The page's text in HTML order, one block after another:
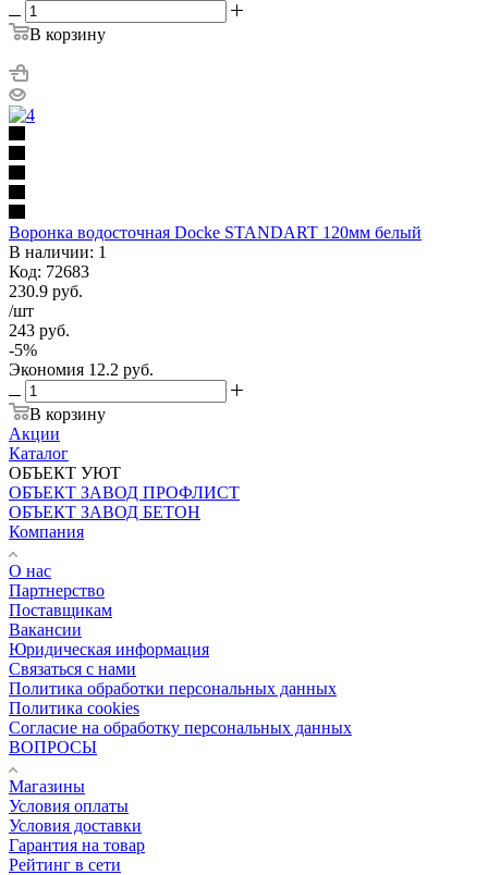
В корзину
Воронка водосточная Docke STANDART 120мм белый
В наличии: 1
Код: 72683
230.9 руб.
/шт
243 руб.
-5%
Экономия 12.2 руб.
В корзину
Акции
Каталог
ОБЪЕКТ УЮТ
ОБЪЕКТ ЗАВОД ПРОФЛИСТ
ОБЪЕКТ ЗАВОД БЕТОН
Компания
О нас
Партнерство
Поставщикам
Вакансии
Юридическая информация
Связаться с нами
Политика обработки персональных данных
Политика cookies
Согласие на обработку персональных данных
ВОПРОСЫ
Магазины
Условия оплаты
Условия доставки
Гарантия на товар
Рейтинг в сети